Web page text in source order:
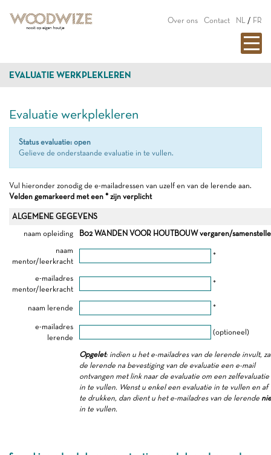
Over ons Contact NL / FR
EVALUATIE WERKPLEKLEREN
Evaluatie werkplekleren
Status evaluatie: open
Gelieve de onderstaande evaluatie in te vullen.
Vul hieronder zonodig de e-mailadressen van uzelf en van de lerende aan.
Velden gemarkeerd met een * zijn verplicht
ALGEMENE GEGEVENS
naam opleiding
B02 WANDEN VOOR HOUTBOUW vergaren/
naam
mentor/leerkracht
*
e-mailadres
mentor/leerkracht
*
naam lerende *
e-mailadres
lerende
(optioneel)
Opgelet: indien u het e-mailadres van de lerende invult,
de lerende na bevestiging van de evaluatie een e-mail
ontvangen met link naar de evaluatie om een zelfevaluatie
in te vullen. Wenst u enkel een evaluatie in te vullen en af
te drukken, dan dient u het e-mailadres van de lerende
in te vullen.